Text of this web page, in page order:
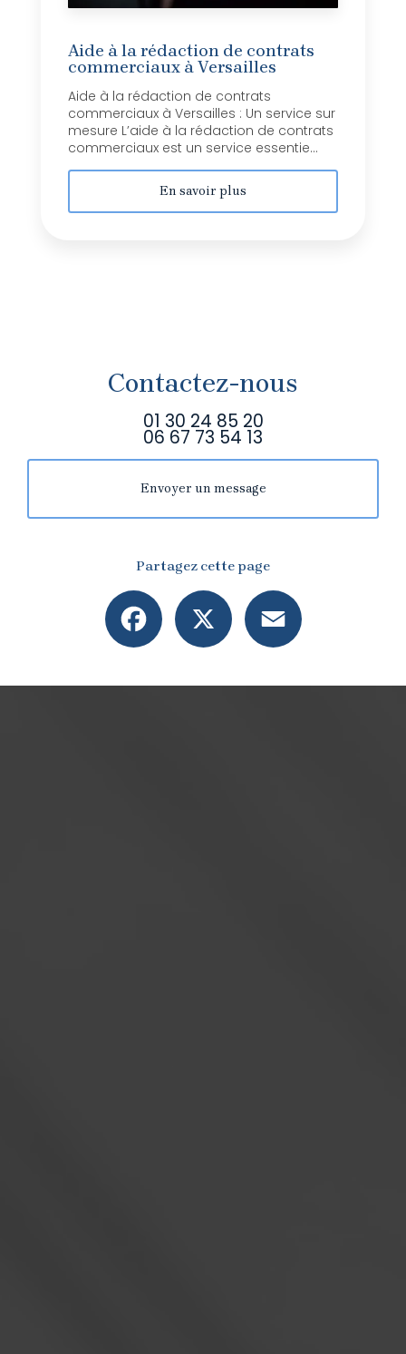
Aide à la rédaction de contrats
commerciaux à Versailles
Aide à la rédaction de contrats
commerciaux à Versailles : Un service sur
mesure L’aide à la rédaction de contrats
commerciaux est un service essentie...
En savoir plus
Contactez-nous
01 30 24 85 20
06 67 73 54 13
Envoyer un message
Partagez cette page
Facebook